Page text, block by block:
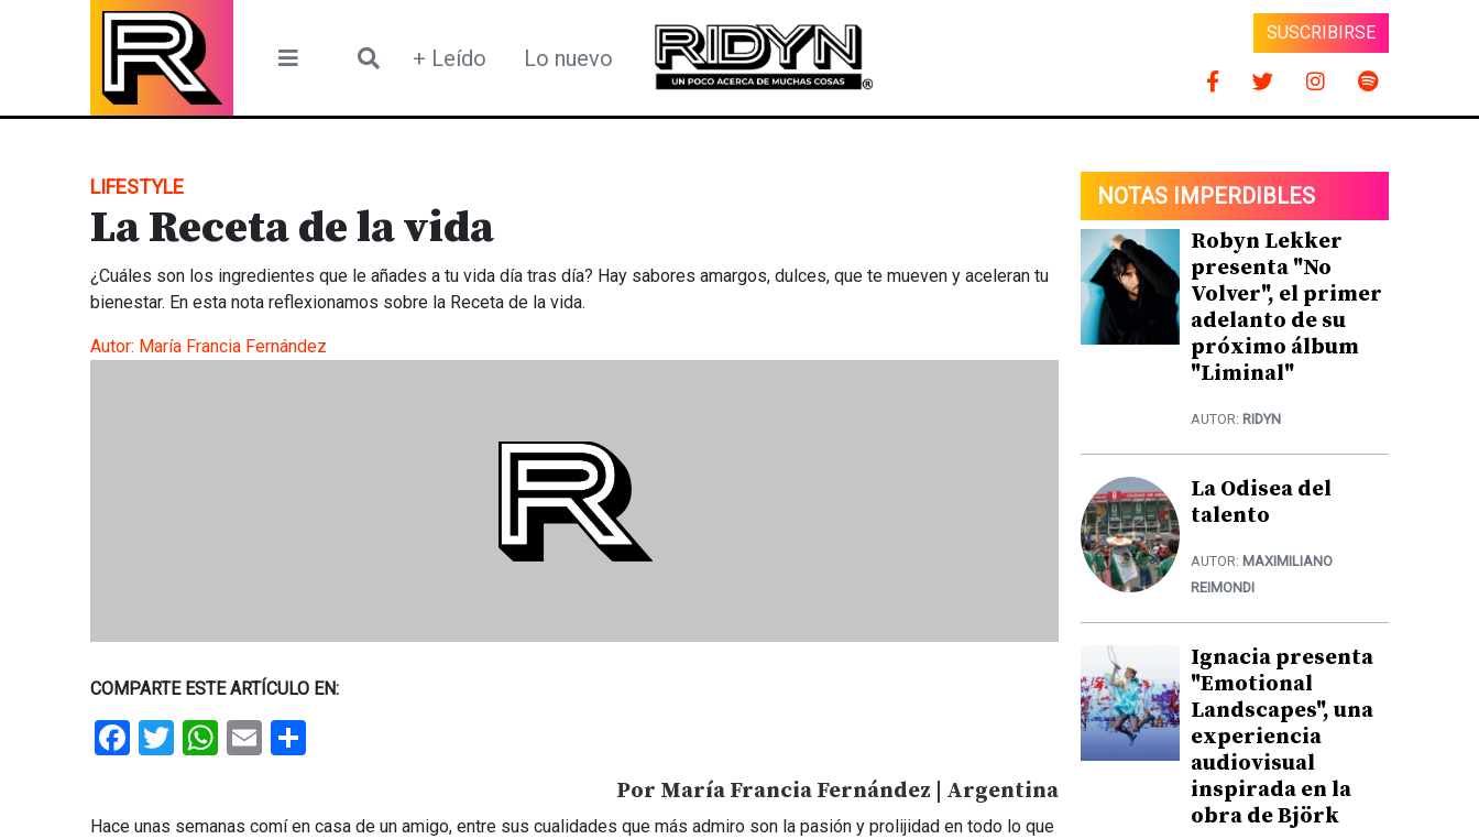
+ Leído Lo nuevo
SUSCRIBIRSE
LIFESTYLE
La Receta de la vida
¿Cuáles son los ingredientes que le añades a tu vida día tras día? Hay sabores amargos, dulces, que te mueven y aceleran tu
bienestar. En esta nota reflexionamos sobre la Receta de la vida.
Autor: María Francia Fernández
COMPARTE ESTE ARTÍCULO EN:
Facebook
Twitter
WhatsApp
Email
Por María Francia Fernández | Argentina
Hace unas semanas comí en casa de un amigo, entre sus cualidades que más admiro son la pasión y prolijidad en todo lo que
NOTAS IMPERDIBLES
Robyn Lekker
presenta "No
Volver", el primer
adelanto de su
próximo álbum
"Liminal"
AUTOR: RIDYN
La Odisea del
talento
AUTOR: MAXIMILIANO
REIMONDI
Ignacia presenta
"Emotional
Landscapes", una
experiencia
audiovisual
inspirada en la
obra de Björk